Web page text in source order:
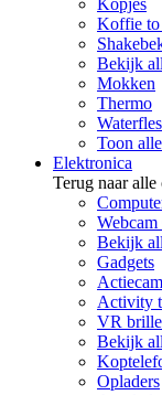
Kopjes
Koffie to
Bekijk
Mokken
Thermo
Toon
Elektronica
Terug naar alle
Bekijk
Gadgets
Activity
VR
Bekijk
Opladers